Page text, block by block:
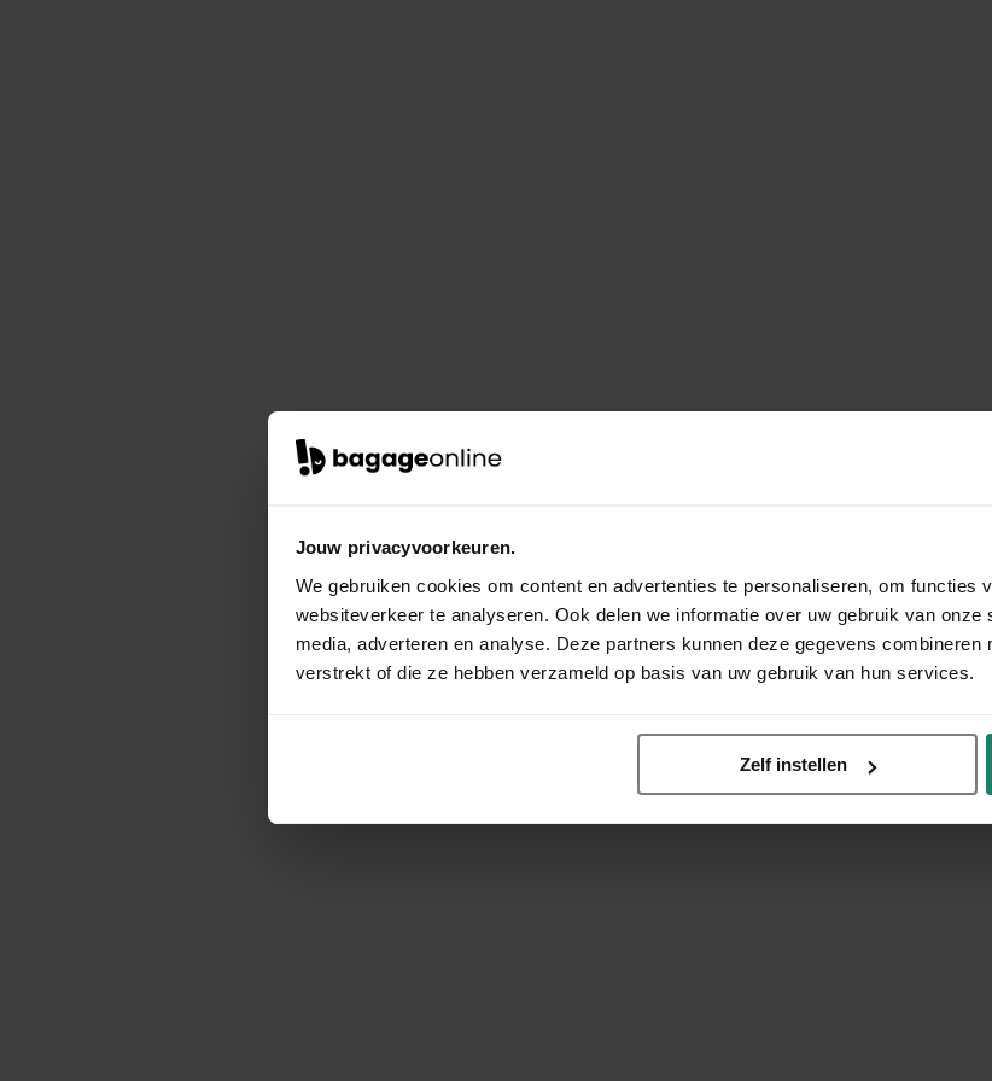
Jouw privacyvoorkeuren.
We gebruiken cookies om content en advertenties te personaliseren, om functies
websiteverkeer te analyseren. Ook delen we informatie over uw gebruik van
media, adverteren en analyse. Deze partners kunnen deze gegevens combineren
verstrekt of die ze hebben verzameld op basis van uw gebruik van hun services.
Zelf instellen